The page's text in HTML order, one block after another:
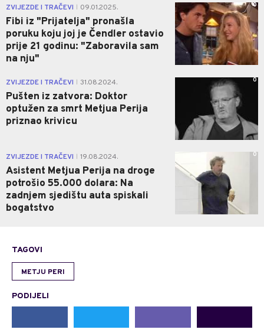
ZVIJEZDE I TRAČEVI 09.01.2025.
Fibi iz "Prijatelja" pronašla
poruku koju joj je Čendler ostavio
prije 21 godinu: "Zaboravila sam
na nju"
0
ZVIJEZDE I TRAČEVI 31.08.2024.
Pušten iz zatvora: Doktor
optužen za smrt Metjua Perija
priznao krivicu
0
ZVIJEZDE I TRAČEVI 19.08.2024.
Asistent Metjua Perija na droge
potrošio 55.000 dolara: Na
zadnjem sjedištu auta spiskali
bogatstvo
0
TAGOVI
METJU PERI
PODIJELI